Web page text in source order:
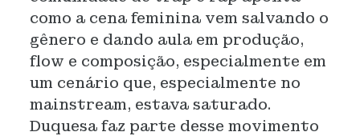
como a cena feminina vem salvando o
gênero e dando aula em produção,
flow e composição, especialmente em
um cenário que, especialmente no
mainstream, estava saturado.
Duquesa faz parte desse movimento